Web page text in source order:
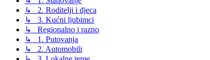
↳ 2. Roditelji i djeca
↳ 3. Kućni ljubimci
↳ Regionalno i razno
↳ 1. Putovanja
↳ 2. Automobili